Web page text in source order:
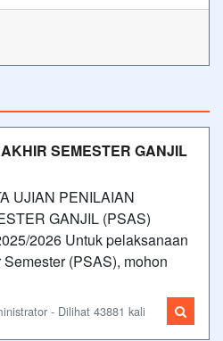
SEMESTER GANJIL
UJIAN PENILAIAN
GANJIL (PSAS)
2026 Untuk pelaksanaan
(PSAS), mohon
- Dilihat 43881 kali